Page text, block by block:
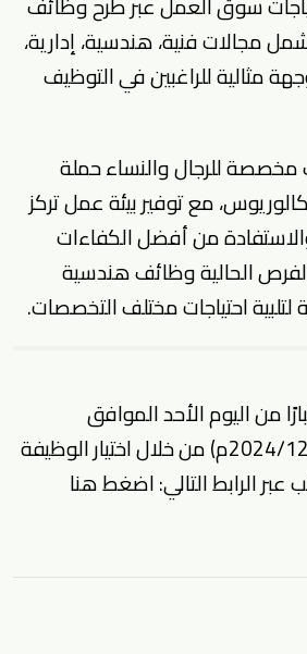
مجالات فنية، هندسية، إدارية،
مثالية للراغبين فيالتوظيف
للرجال والنساء حملة
مع توفير بيئة عمل تركز
من أفضل الكفاءات
الحاليةوظائف هندسية
لتلبية احتياجات مختلف التخصصات.
من اليوم الأحد الموافق
1446/6/21هـ (2024/12/22م) من خلال اختيار الوظيفة
الرابط التالي:اضغط هنا